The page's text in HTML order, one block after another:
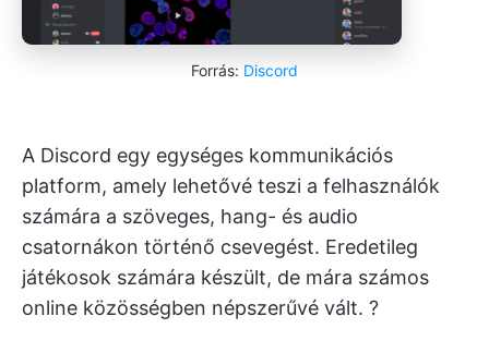
Forrás: Discord
A Discord egy egységes kommunikációs
platform, amely lehetővé teszi a felhasználók
számára a szöveges, hang- és audio
csatornákon történő csevegést. Eredetileg
játékosok számára készült, de mára számos
online közösségben népszerűvé vált. ?️